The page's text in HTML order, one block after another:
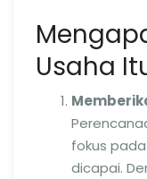
Usaha
fokus
dicapai.